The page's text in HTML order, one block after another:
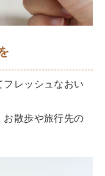
レッシュなおい
お散歩や旅行先の